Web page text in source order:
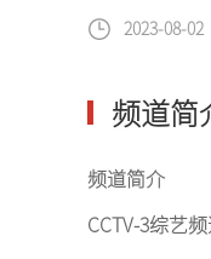
2023-08-02
频道简
频道简介
CCTV-3综艺